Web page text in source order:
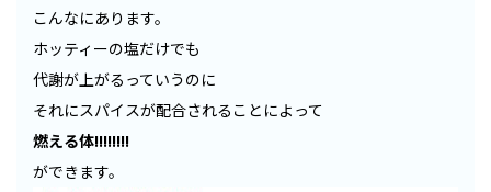
こんなにあります。
ホッティーの塩だけでも
代謝が上がるっていうのに
それにスパイスが配合されることによって
燃える体!!!!!!!!
ができます。